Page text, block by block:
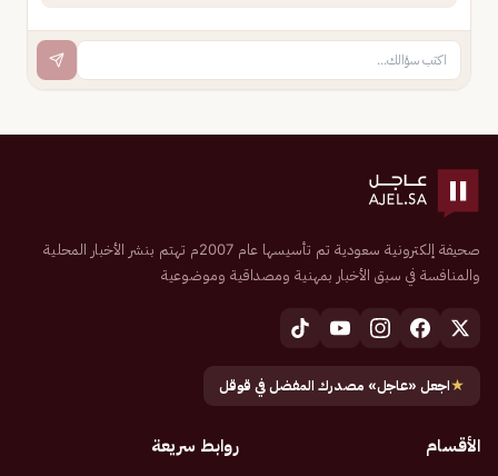
صحيفة إلكترونية سعودية تم تأسيسها عام 2007م تهتم بنشر الأخبار المحلية
والمنافسة في سبق الأخبار بمهنية ومصداقية وموضوعية
★اجعل «عاجل» مصدرك المفضل في قوقل
الأقسام روابط سريعة